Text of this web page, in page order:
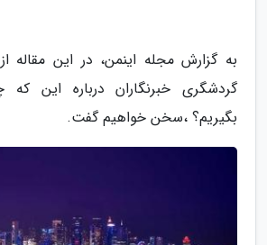
به گزارش مجله اینمن، در این
گردشگری خبرنگاران درباره این که
بگیریم؟ ،سخن خواهیم گفت.